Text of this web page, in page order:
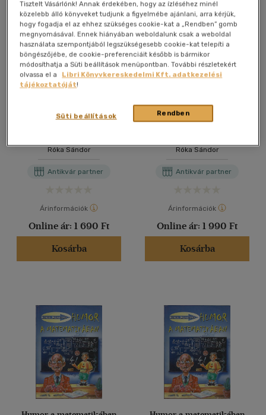
Róka Sándor
Antikvár partner
Árinformációk
Online ár: 1 690 Ft
Kosárba
Humor a matematikában
Róka Sándor
Antikvár partner
Árinformációk
Online ár: 1 990 Ft
Kosárba
Tisztelt Vásárlónk! Annak érdekében, hogy az ízléséhez minél
közelebb álló könyveket tudjunk a figyelmébe ajánlani, arra kérjük,
hogy fogadja el az ehhez szükséges cookie-kat a „Rendben” gomb
megnyomásával. Ennek hiányában weboldalunk csak a weboldal
használata szempontjából legszükségesebb cookie-kat telepíti a
böngészőjébe, de cookie-preferenciáit később is bármikor
módosíthatja a Süti beállítások menüpontban. További részletekért
olvassa el a
Libri Könyvkereskedelmi Kft. adatkezelési
tájékoztatóját!
Rendben
Süti beállítások